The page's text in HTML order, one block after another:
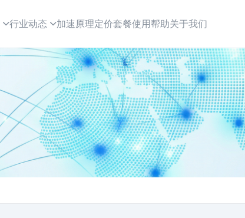
行业动态 加速原理定价套餐使用帮助关于我们